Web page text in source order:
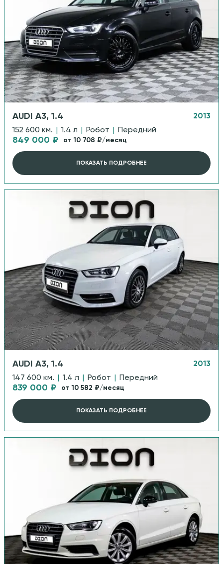
AUDI A3, 1.4
2013
152 600 км.
1.4 л Робот Передний
849 000 ₽ от 10 708 ₽/месяц
ПОКАЗАТЬ ПОДРОБНЕЕ
AUDI A3, 1.4
2013
147 600 км.
1.4 л Робот Передний
839 000 ₽ от 10 582 ₽/месяц
ПОКАЗАТЬ ПОДРОБНЕЕ